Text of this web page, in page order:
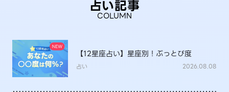
占い記事
COLUMN
【12星座占い】星座別！ぶっとび度
占い 2026.08.08